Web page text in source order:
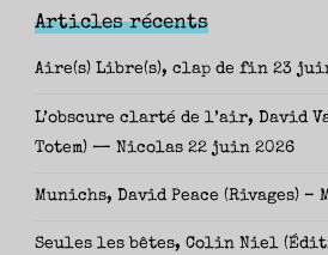
Articles récents
Aire(s) Libre(s), clap de fin 23
L’obscure clarté de l’air, David
Totem) — Nicolas 22 juin 2026
Munichs, David Peace (Rivages) –
Seules les bêtes, Colin Niel